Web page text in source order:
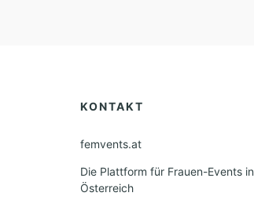
KONTAKT
femvents.at
Die Plattform für Frauen-Events in
Österreich